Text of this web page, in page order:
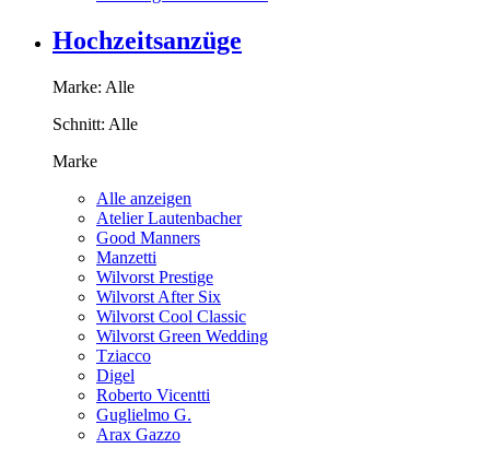
Hochzeitsanzüge
Marke: Alle
Schnitt: Alle
Marke
Alle anzeigen
Atelier Lautenbacher
Good Manners
Manzetti
Wilvorst Prestige
Wilvorst After Six
Wilvorst Cool Classic
Wilvorst Green Wedding
Tziacco
Digel
Roberto Vicentti
Guglielmo G.
Arax Gazzo